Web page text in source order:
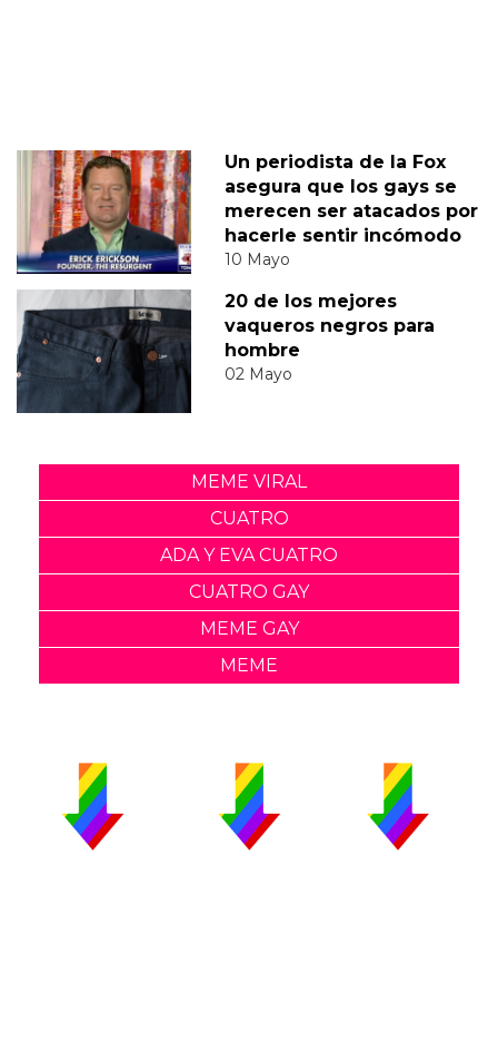
Un periodista de la Fox
asegura que los gays se
merecen ser atacados por
hacerle sentir incómodo
10 Mayo
20 de los mejores
vaqueros negros para
hombre
02 Mayo
MEME VIRAL
CUATRO
ADA Y EVA CUATRO
CUATRO GAY
MEME GAY
MEME